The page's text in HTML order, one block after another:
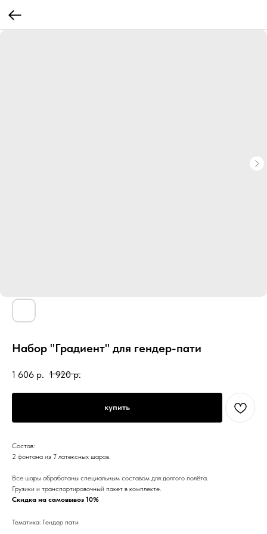
Набор "Градиент" для гендер-пати
1 606 р. 1 920 р.
купить
Состав:
2 фонтана из 7 латексных шаров.
Все шары обработаны специальным составом для долгого полёта.
Грузики и транспортировочный пакет в комплекте.
Скидка на самовывоз 10%
Тематика: Гендер пати